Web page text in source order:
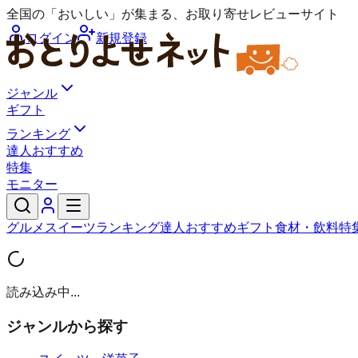
全国の「おいしい」が集まる、お取り寄せレビューサイト
ログイン
新規登録
ジャンル
ギフト
ランキング
達人おすすめ
特集
モニター
グルメ スイーツランキング達人おすすめギフト 食材・飲料特
読み込み中...
ジャンルから探す